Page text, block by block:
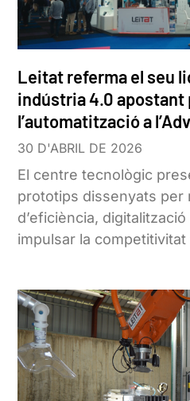
Leitat referma el seu
indústria 4.0 apostant
l’automatització a
30 D'ABRIL DE 2026
El centre tecnològic
prototips dissenyats per
d’eficiència,
impulsar la